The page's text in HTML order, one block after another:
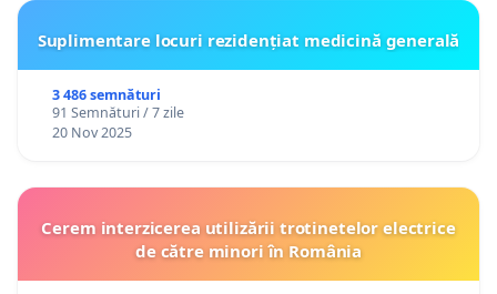
Suplimentare locuri rezidențiat medicină generală
3 486 semnături
91 Semnături / 7 zile
20 Nov 2025
Cerem interzicerea utilizării trotinetelor electrice
de către minori în România